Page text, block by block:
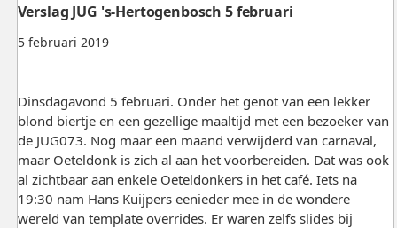
5 februari 2019
Verslag JUG 's-Hertogenbosch 5 februari
Dinsdagavond 5 februari. Onder het genot van een lekker
blond biertje en een gezellige maaltijd met een bezoeker van
de JUG073. Nog maar een maand verwijderd van carnaval,
maar Oeteldonk is zich al aan het voorbereiden. Dat was ook
al zichtbaar aan enkele Oeteldonkers in het café. Iets na
19:30 nam Hans Kuijpers eenieder mee in de wondere
wereld van template overrides. Er waren zelfs slides bij